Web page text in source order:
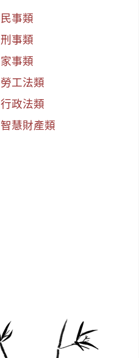
民事類
刑事類
家事類
勞工法類
行政法類
智慧財產類